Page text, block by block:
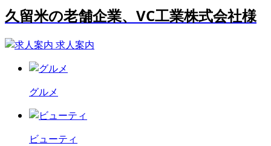
久留米の老舗企業、VC工業株式会社様
求人案内
グルメ
ビューティ